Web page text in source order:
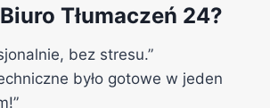
Tłumaczeń 24?
bez stresu.”
było gotowe w jeden